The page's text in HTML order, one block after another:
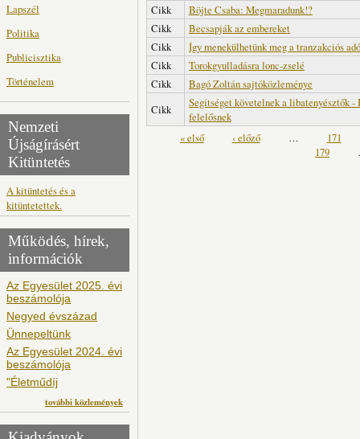
Lapszél
Politika
Publicisztika
Történelem
Nemzeti
Újságírásért
Kitüntetés
A kitüntetés és a
kitüntetettek.
Működés, hírek,
információk
Az Egyesület 2025. évi
beszámolója
Negyed évszázad
Ünnepeltünk
Az Egyesület 2024. évi
beszámolója
"Életműdíj
további közlemények
Cikk
Böjte Csaba: Megmaradunk!?
Cikk
Becsapják az embereket
Cikk
Így menekülhetünk meg a tranzakciós
Cikk
Torokgyulladásra lonc-zselé
Cikk
Bagó Zoltán sajtóközleménye
Cikk
Segítséget követelnek a libatenyésztők
felelősnek
Oldalak
« első ‹ előző …
171
179